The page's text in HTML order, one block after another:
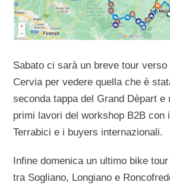
Sabato ci sarà un breve tour
Cervia per vedere quella che è
seconda tappa del Grand Dèpart e
primi lavori del workshop B2B con
Terrabici e i buyers internazionali.
Infine domenica un ultimo bike
tra Sogliano, Longiano e